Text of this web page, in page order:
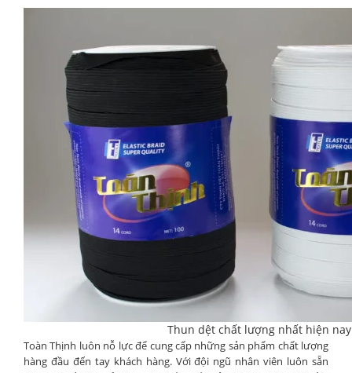
Thun dệt chất lượng nhất hiện nay
Toàn Thịnh luôn nỗ lực để cung cấp những sản phẩm chất lượng
hàng đầu đến tay khách hàng. Với đội ngũ nhân viên luôn sẵn